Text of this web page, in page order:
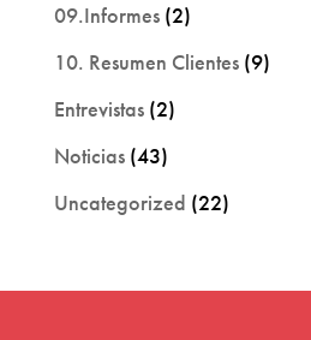
09.Informes(2)
10. Resumen Clientes(9)
Entrevistas(2)
Noticias(43)
Uncategorized (22)